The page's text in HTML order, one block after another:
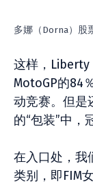
多娜（Dorna）股
这样，Liberty
MotoGP的84
动竞赛。但是
的“包装”中，
在入口处，我
类别，即FIM